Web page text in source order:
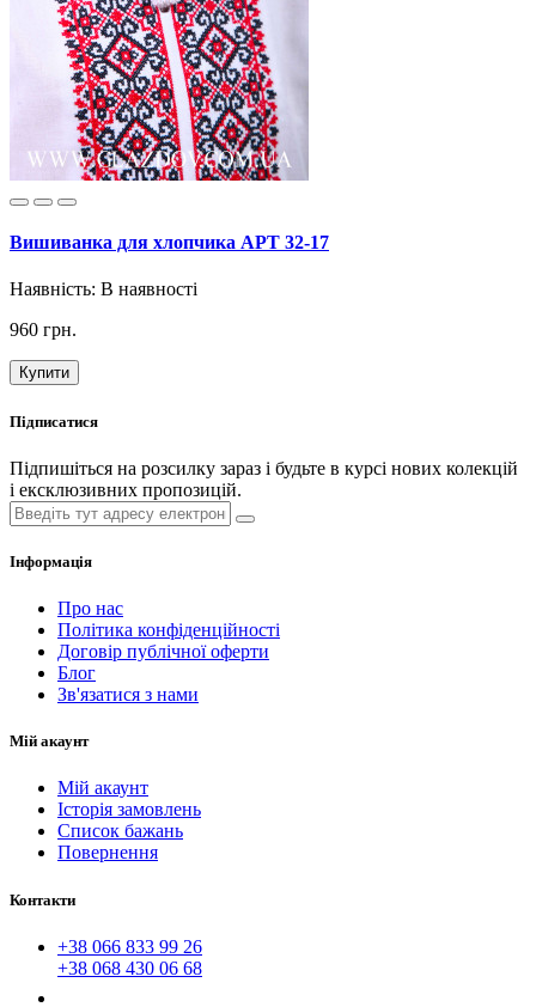
Вишиванка для хлопчика АРТ 32-17
Наявність: В наявності
960 грн.
Купити
Підписатися
Підпишіться на розсилку зараз і будьте в курсі нових колекцій
і ексклюзивних пропозицій.
Інформація
Про нас
Політика конфіденційності
Договір публічної оферти
Блог
Зв'язатися з нами
Мій акаунт
Мій акаунт
Історія замовлень
Список бажань
Повернення
Контакти
+38 066 833 99 26
+38 068 430 06 68